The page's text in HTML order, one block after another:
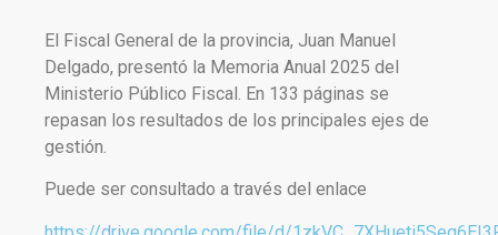
El Fiscal General de la provincia, Juan Manuel
Delgado, presentó la Memoria Anual 2025 del
Ministerio Público Fiscal. En 133 páginas se
repasan los resultados de los principales ejes de
gestión.
Puede ser consultado a través del enlace